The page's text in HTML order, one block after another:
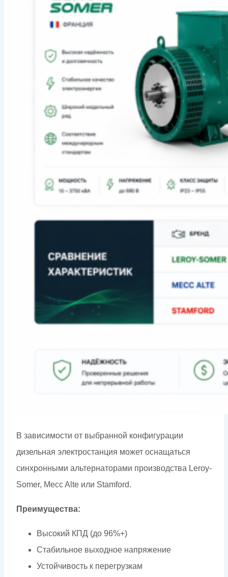
В зависимости от выбранной конфигурации
дизельная электростанция может оснащаться
синхронными альтернаторами производства Leroy-
Somer, Mecc Alte или Stamford.
Преимущества:
Высокий КПД (до 96%+)
Стабильное выходное напряжение
Устойчивость к перегрузкам